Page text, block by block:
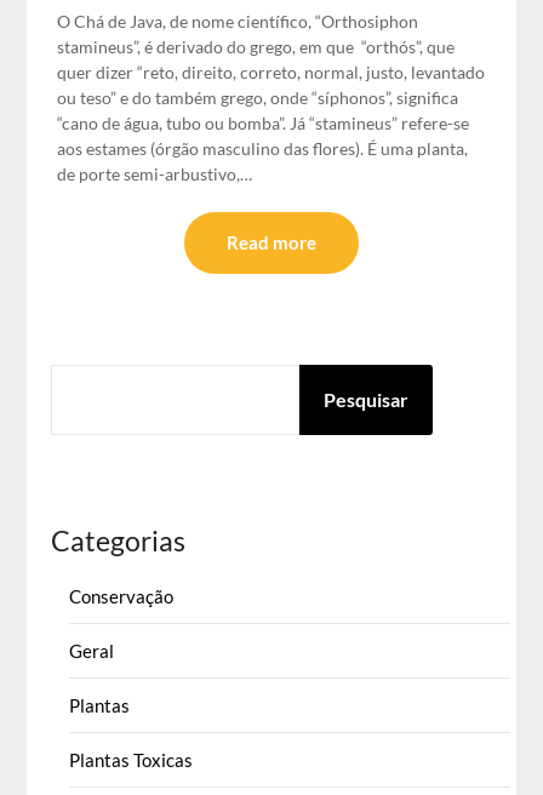
O Chá de Java, de nome científico, “Orthosiphon
stamineus”, é derivado do grego, em que “orthós”, que
quer dizer “reto, direito, correto, normal, justo, levantado
ou teso” e do também grego, onde “síphonos”, significa
“cano de água, tubo ou bomba”. Já “stamineus” refere-se
aos estames (órgão masculino das flores). É uma planta,
de porte semi-arbustivo,…
Read more
Pesquisar
Categorias
Conservação
Geral
Plantas
Plantas Toxicas